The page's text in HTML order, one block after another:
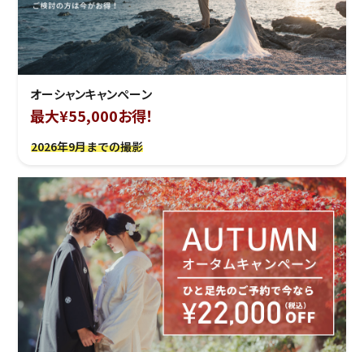
オーシャンキャンペーン
最大¥55,000お得！
2026年9月までの撮影